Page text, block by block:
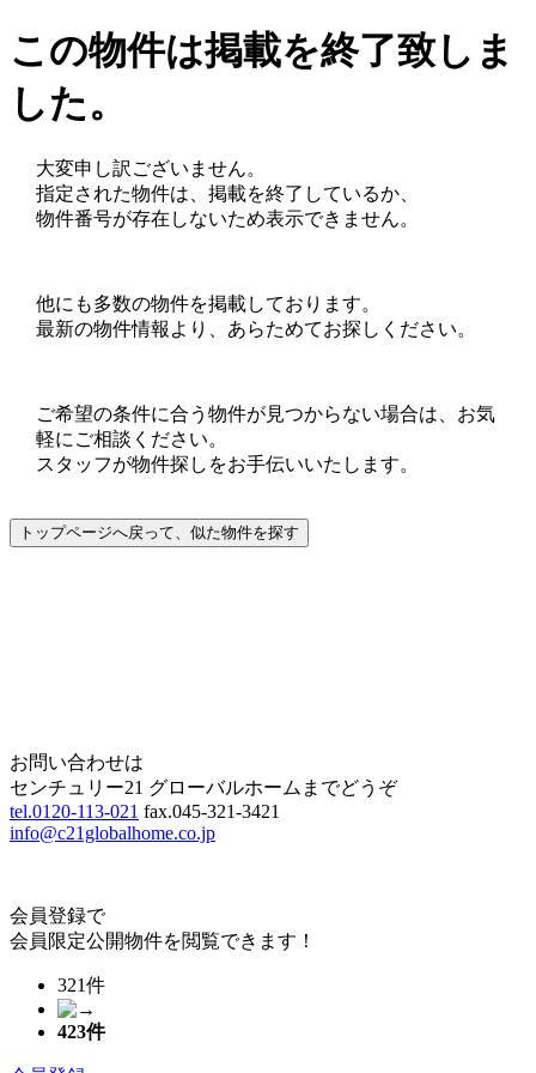
この物件は掲載を終了致しま
した。
大変申し訳ございません。
指定された物件は、掲載を終了しているか、
物件番号が存在しないため表示できません。
他にも多数の物件を掲載しております。
最新の物件情報より、あらためてお探しください。
ご希望の条件に合う物件が見つからない場合は、お気
軽にご相談ください。
スタッフが物件探しをお手伝いいたします。
お問い合わせは
センチュリー21 グローバルホームまでどうぞ
tel.0120-113-021 fax.045-321-3421
info@c21globalhome.co.jp
会員登録で
会員限定公開物件を閲覧できます！
321件
423件